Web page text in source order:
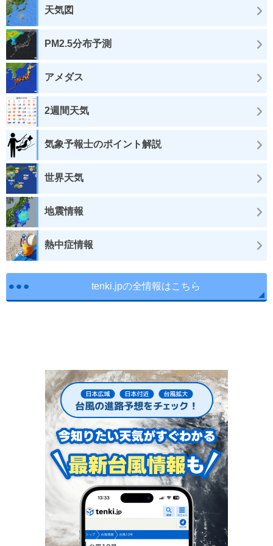
天気図
PM2.5分布予測
アメダス
2週間天気
気象予報士のポイント解説
世界天気
地震情報
熱中症情報
tenki.jpの全情報はこちら